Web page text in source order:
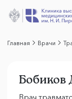
Главная Врачи
Бобиков
Врач